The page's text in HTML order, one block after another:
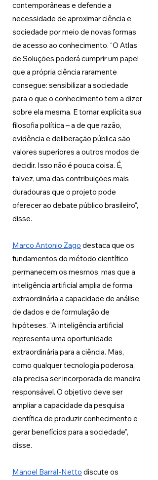
contemporâneas e defende a
necessidade de aproximar ciência e
sociedade por meio de novas formas
de acesso ao conhecimento. “O Atlas
de Soluções poderá cumprir um papel
que a própria ciência raramente
consegue: sensibilizar a sociedade
para o que o conhecimento tem a dizer
sobre ela mesma. E tornar explícita sua
filosofia política – a de que razão,
evidência e deliberação pública são
valores superiores a outros modos de
decidir. Isso não é pouca coisa. É,
talvez, uma das contribuições mais
duradouras que o projeto pode
oferecer ao debate público brasileiro",
disse.
Marco Antonio Zago destaca que os
fundamentos do método científico
permanecem os mesmos, mas que a
inteligência artificial amplia de forma
extraordinária a capacidade de análise
de dados e de formulação de
hipóteses. “A inteligência artificial
representa uma oportunidade
extraordinária para a ciência. Mas,
como qualquer tecnologia poderosa,
ela precisa ser incorporada de maneira
responsável. O objetivo deve ser
ampliar a capacidade da pesquisa
científica de produzir conhecimento e
gerar benefícios para a sociedade",
disse.
Manoel Barral-Netto discute os